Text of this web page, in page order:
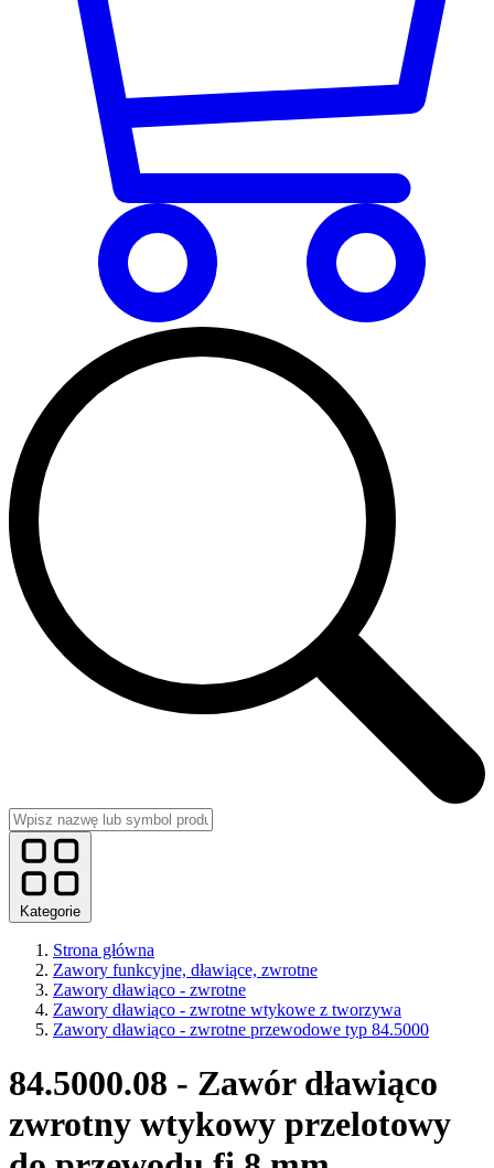
Kategorie
Strona główna
Zawory funkcyjne, dławiące, zwrotne
Zawory dławiąco - zwrotne
Zawory dławiąco - zwrotne wtykowe z tworzywa
Zawory dławiąco - zwrotne przewodowe typ 84.5000
84.5000.08 - Zawór dławiąco
zwrotny wtykowy przelotowy